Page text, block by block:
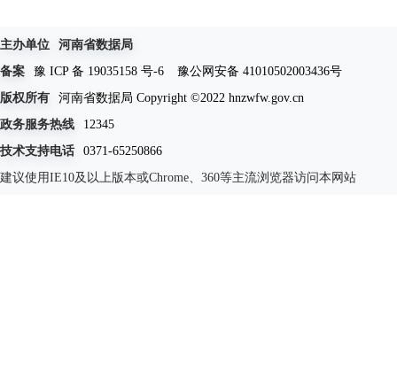
主办单位
河南省数据局
备案
豫 ICP 备 19035158 号-6
豫公网安备 41010502003436号
版权所有
河南省数据局 Copyright ©2022 hnzwfw.gov.cn
政务服务热线
12345
技术支持电话
0371-65250866
建议使用IE10及以上版本或Chrome、360等主流浏览器访问本网站